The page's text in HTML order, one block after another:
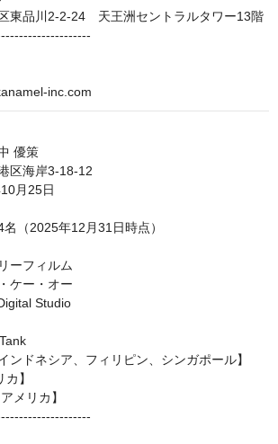
川2-2-24　天王洲セントラルタワー13階
inc.com
優策
区海岸3-18-12
月25日
（2025年12月31日時点）
ーフィルム
ケー・オー
Studio
ドネシア、フィリピン、シンガポール】
】
メリカ】